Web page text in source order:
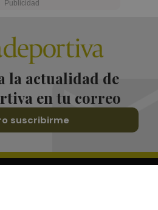
la actualidad de
en tu correo
suscribirme